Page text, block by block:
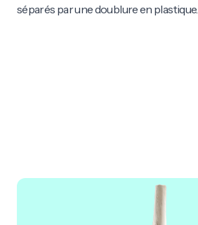
séparés par une doublure en plastique.